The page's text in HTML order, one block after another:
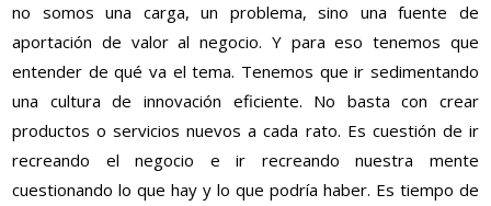
no somos una carga, un problema, sino una fuente de
aportación de valor al negocio. Y para eso tenemos que
entender de qué va el tema. Tenemos que ir sedimentando
una cultura de innovación eficiente. No basta con crear
productos o servicios nuevos a cada rato. Es cuestión de ir
recreando el negocio e ir recreando nuestra mente
cuestionando lo que hay y lo que podría haber. Es tiempo de